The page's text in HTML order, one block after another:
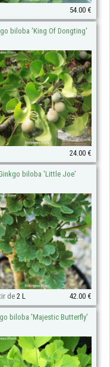
54.00 €
biloba 'King Of Dongting'
24.00 €
biloba 'Little Joe'
de2 L 42.00 €
biloba 'Majestic Butterfly'